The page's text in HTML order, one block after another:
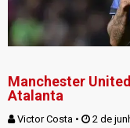
Manchester
Atalanta
Victor Costa • 2 de